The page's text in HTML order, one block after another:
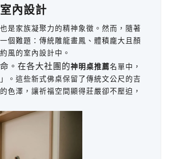
內設計
是家族凝聚力的精神象徵。然而，隨著
個難題：傳統雕龍畫鳳、體積龐大且顏
風的室內設計中。
。在各大社團的神明桌推薦名單中，
。這些新式佛桌保留了傳統文公尺的吉
色澤，讓祈福空間顯得莊嚴卻不壓迫，